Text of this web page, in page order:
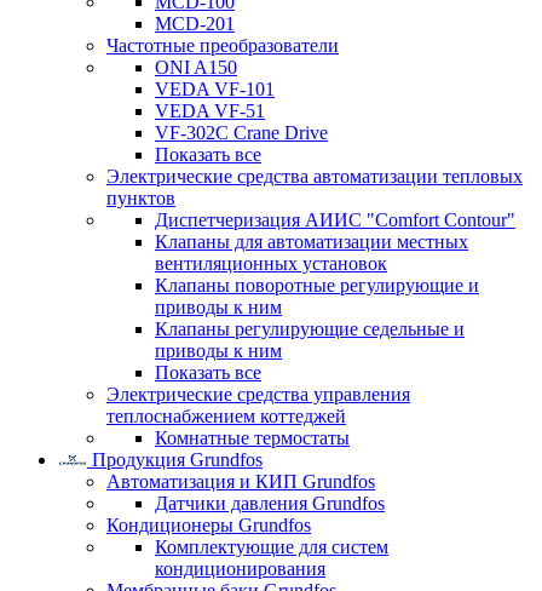
MCD-201
Частотные преобразователи
ONI A150
VEDA VF-101
VEDA VF-51
VF-302C Crane Drive
Показать все
Электрические средства автоматизации тепловых
пунктов
Диспетчеризация АИИС "Comfort Contour"
Клапаны для автоматизации местных
вентиляционных установок
Клапаны поворотные регулирующие и
приводы к ним
Клапаны регулирующие седельные и
приводы к ним
Показать все
Электрические средства управления
теплоснабжением коттеджей
Комнатные термостаты
Продукция Grundfos
Автоматизация и КИП Grundfos
Датчики давления Grundfos
Кондиционеры Grundfos
Комплектующие для систем
кондиционирования